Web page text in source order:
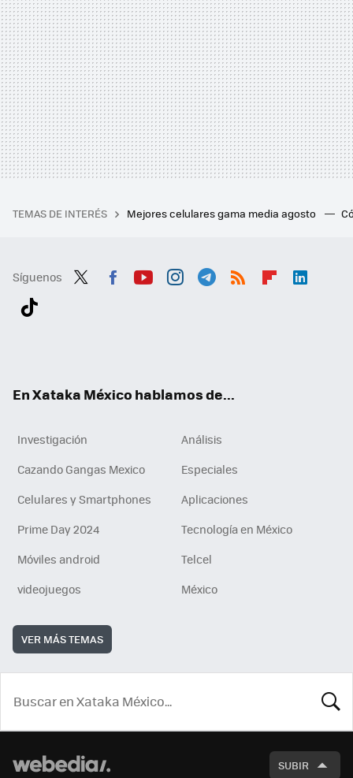
TEMAS DE INTERÉS Mejores celulares gama media agosto
Síguenos
En Xataka México hablamos de...
Investigación
Análisis
Cazando Gangas Mexico
Especiales
Celulares y Smartphones
Aplicaciones
Prime Day 2024
Tecnología en México
Móviles android
Telcel
videojuegos
México
VER MÁS TEMAS
SUBIR